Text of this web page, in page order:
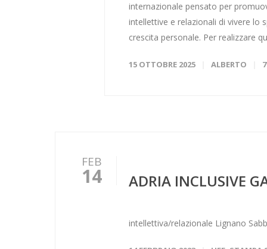
internazionale pensato per
intellettive e relazionali di vivere lo
crescita personale. Per realizzare
15 OTTOBRE 2025 ALBERTO
FEB
14 ADRIA INCLUSIVE
intellettiva/relazionale Lignano